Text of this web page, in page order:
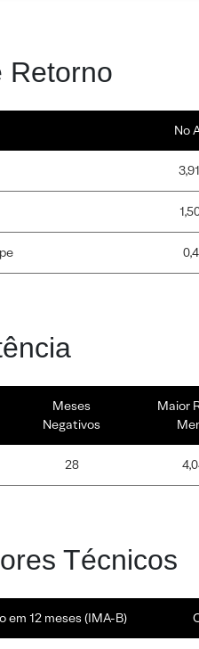
Retorno
No
Meses
Negativos
Maior
28
Técnicos
em 12 meses (IMA-B)